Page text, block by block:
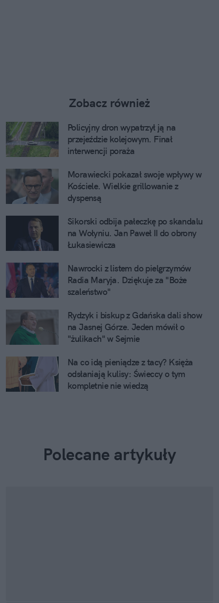
Zobacz również
Policyjny dron wypatrzył ją na
przejeździe kolejowym. Finał
interwencji poraża
Morawiecki pokazał swoje wpływy w
Kościele. Wielkie grillowanie z
dyspensą
Sikorski odbija pałeczkę po skandalu
na Wołyniu. Jan Paweł II do obrony
Łukasiewicza
Nawrocki z listem do pielgrzymów
Radia Maryja. Dziękuje za "Boże
szaleństwo"
Rydzyk i biskup z Gdańska dali show
na Jasnej Górze. Jeden mówił o
"żulikach" w Sejmie
Na co idą pieniądze z tacy? Księża
odsłaniają kulisy: Świeccy o tym
kompletnie nie wiedzą
Polecane artykuły